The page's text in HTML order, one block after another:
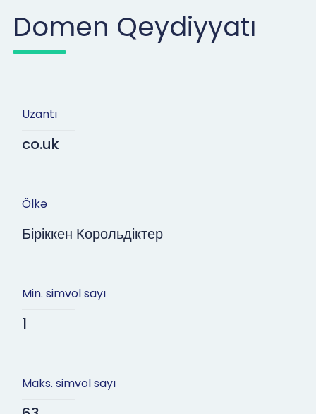
Domen Qeydiyyatı
Uzantı
co.uk
Ölkə
Біріккен Корольдіктер
Min. simvol sayı
1
Maks. simvol sayı